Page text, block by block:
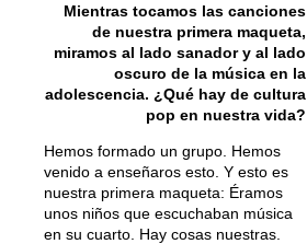
Mientras tocamos las canciones
de nuestra primera maqueta,
miramos al lado sanador y al lado
oscuro de la música en la
adolescencia. ¿Qué hay de cultura
pop en nuestra vida?
Hemos formado un grupo. Hemos
venido a enseñaros esto. Y esto es
nuestra primera maqueta: Éramos
unos niños que escuchaban música
en su cuarto. Hay cosas nuestras.